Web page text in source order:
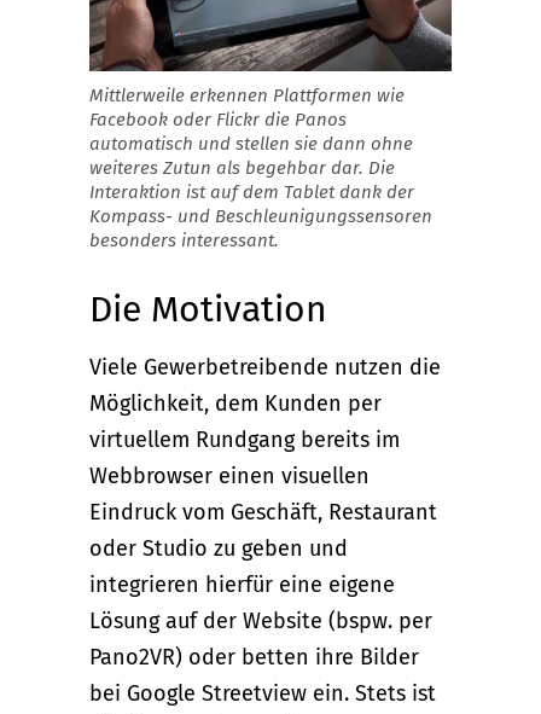
Mittlerweile erkennen Plattformen wie
Facebook oder Flickr die Panos
automatisch und stellen sie dann ohne
weiteres Zutun als begehbar dar. Die
Interaktion ist auf dem Tablet dank der
Kompass- und Beschleunigungssensoren
besonders interessant.
Die Motivation
Viele Gewerbetreibende nutzen die
Möglichkeit, dem Kunden per
virtuellem Rundgang bereits im
Webbrowser einen visuellen
Eindruck vom Geschäft, Restaurant
oder Studio zu geben und
integrieren hierfür eine eigene
Lösung auf der Website (bspw. per
Pano2VR) oder betten ihre Bilder
bei Google Streetview ein. Stets ist